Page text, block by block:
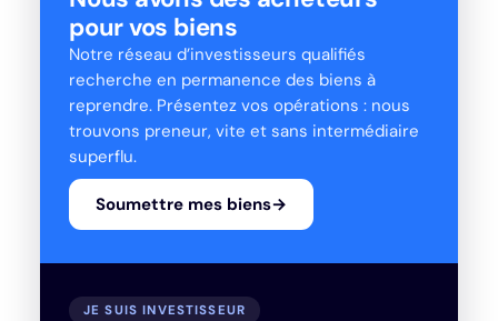
pour vos biens
Notre réseau d’investisseurs qualifiés
recherche en permanence des biens à
reprendre. Présentez vos opérations : nous
trouvons preneur, vite et sans intermédiaire
superflu.
Soumettre mes biens→
JE SUIS INVESTISSEUR